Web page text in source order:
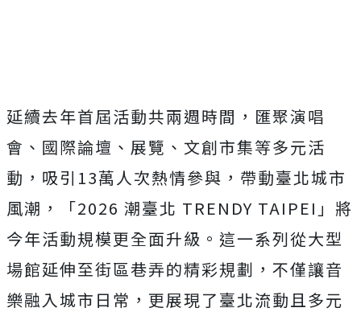
延續去年首屆活動共兩週時間，匯聚演唱
會、國際論壇、展覽、文創市集等多元活
動，吸引13萬人次熱情參與，帶動臺北城市
風潮，「2026 潮臺北 TRENDY TAIPEI」將
今年活動規模更全面升級。這一系列從大型
場館延伸至街區巷弄的精彩規劃，不僅讓音
樂融入城市日常，更展現了臺北流動且多元